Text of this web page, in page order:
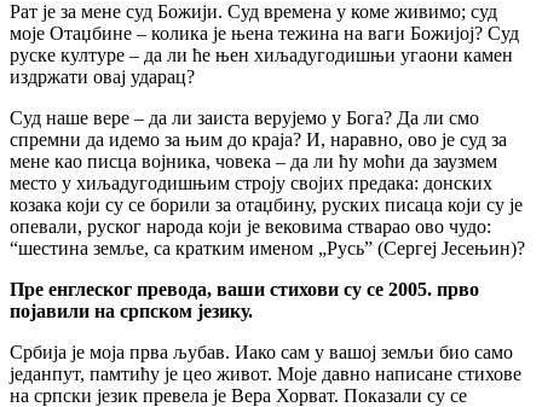
Рат је за мене суд Божији. Суд времена у коме живимо; суд
моје Отаџбине – колика је њена тежина на ваги Божијој? Суд
руске културе – да ли ће њен хиљадугодишњи угаони камен
издржати овај ударац?
Суд наше вере – да ли заиста верујемо у Бога? Да ли смо
спремни да идемо за њим до краја? И, наравно, ово је суд за
мене као писца војника, човека – да ли ћу моћи да заузмем
место у хиљадугодишњим строју својих предака: донских
козака који су се борили за отаџбину, руских писаца који су је
опевали, руског народа који је вековима стварао ово чудо:
“шестина земље, са крaтким именом „Русь” (Сергеј Јесењин)?
Пре енглеског превода, ваши стихови су се 2005. прво
појавили на српском језику.
Србија је моја прва љубав. Иако сам у вашој земљи био само
једанпут, памтићу је цео живот. Моје давно написане стихове
на српски језик превела је Вера Хорват. Показали су се